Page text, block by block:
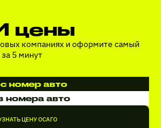
цены
компаниях и оформите самый
5 минут
номер авто
номера авто
ЦЕНУ ОСАГО